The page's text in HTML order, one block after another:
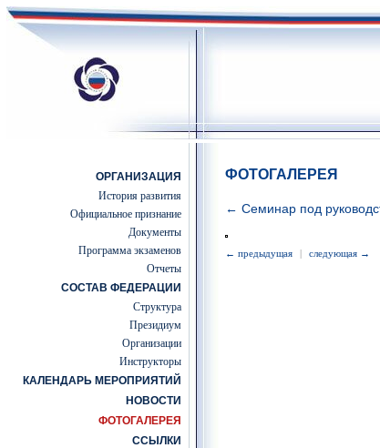
ОРГАНИЗАЦИЯ
История развития
Официальное признание
Документы
Программа экзаменов
Отчеты
СОСТАВ ФЕДЕРАЦИИ
Структура
Президиум
Организации
Инструкторы
КАЛЕНДАРЬ МЕРОПРИЯТИЙ
НОВОСТИ
ФОТОГАЛЕРЕЯ
ССЫЛКИ
ФОТОГАЛЕРЕЯ
← Семинар под
← предыдущая | следующая →